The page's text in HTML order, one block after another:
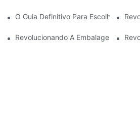
O Guia Definitivo Para Escolher Uma
Revolucionando A Embalagem: A